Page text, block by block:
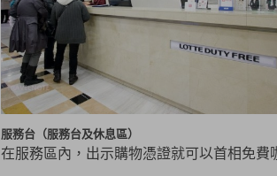
服務台（服務台及休息區）
在服務區內，出示購物憑證就可以首相免